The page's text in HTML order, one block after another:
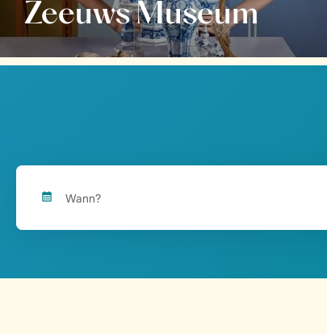
Zeeuws Museum